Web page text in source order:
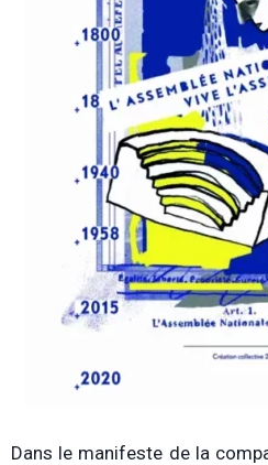
Dans le manifeste de la